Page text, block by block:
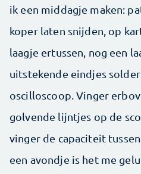
ik een middagje maken:
koper laten snijden, op
laagje ertussen, nog een
uitstekende eindjes
oscilloscoop. Vinger
golvende lijntjes op de
vinger de capaciteit
een avondje is het me